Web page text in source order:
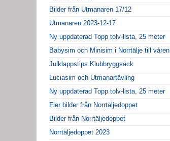
Bilder från Utmanaren 17/12
Utmanaren 2023-12-17
Ny uppdaterad Topp tolv-lista, 25 meter
Babysim och Minisim i Norrtälje till våren
Julklappstips Klubbryggsäck
Luciasim och Utmanartävling
Ny uppdaterad Topp tolv-lista, 25 meter
Fler bilder från Norrtäljedoppet
Bilder från Norrtäljedoppet
Norrtäljedoppet 2023